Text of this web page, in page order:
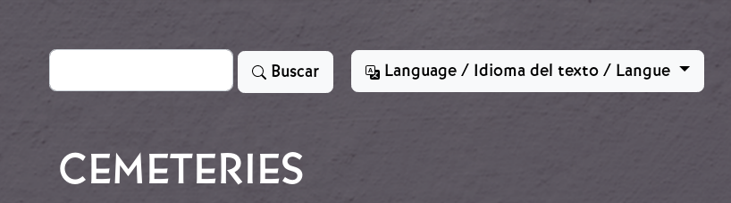
Search Buscar Language / Idioma del texto / Langue
CEMETERIES